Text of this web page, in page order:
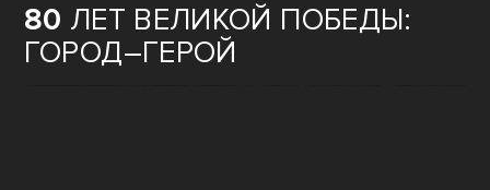
80 ЛЕТ ВЕЛИКОЙ ПОБЕДЫ:
ГОРОД–ГЕРОЙ